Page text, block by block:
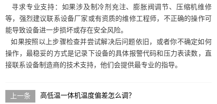
寻求专业支持：如果涉及制冷剂充注、膨胀阀调节、压缩机维修
等，强烈建议联系设备厂家或有资质的维修工程师，不正确的操作可
能导致设备进一步损坏或存在安全风险。
如果按照以上步骤检查并尝试解决后问题依旧，或者你不确定如何
操作，最稳妥的方式是记录下设备的具体报警代码和压力表读数，直
接联系设备制造商的技术支持，他们会提供最专业的指导。
高低温一体机温度偏差怎么调？